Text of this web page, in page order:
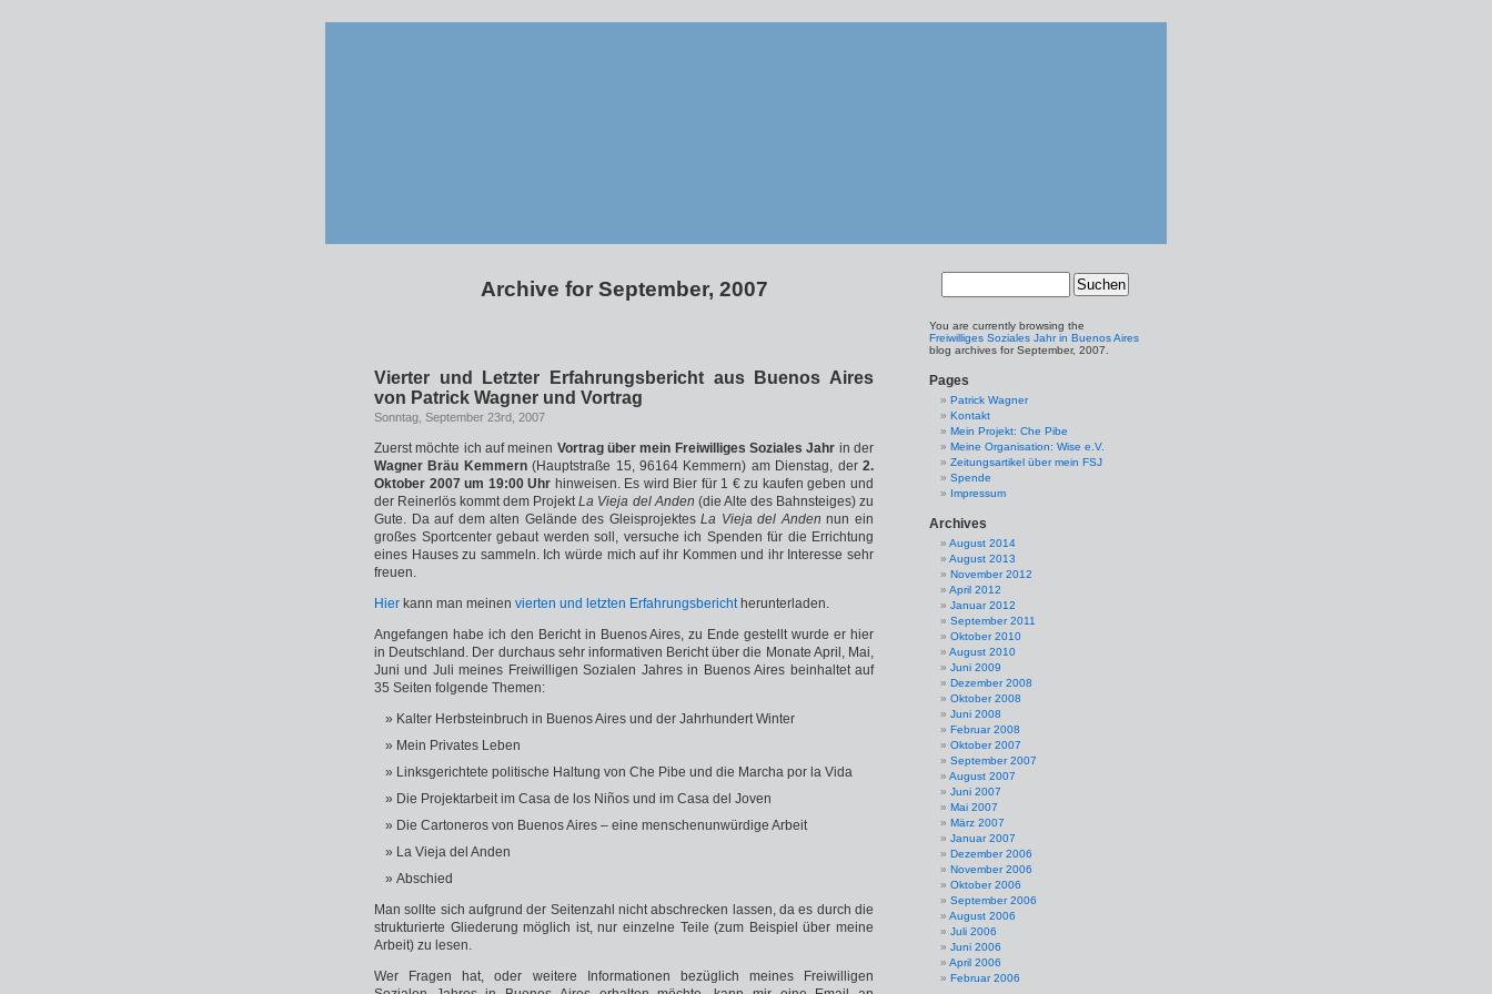
Archive for September, 2007
Vierter und Letzter Erfahrungsbericht aus Buenos Aires
von Patrick Wagner und Vortrag
Sonntag, September 23rd, 2007
Zuerst möchte ich auf meinen Vortrag über mein Freiwilliges Soziales Jahr in der
Wagner Bräu Kemmern(Hauptstraße 15, 96164 Kemmern) am Dienstag, der2.
Oktober 2007 um 19:00 Uhr hinweisen. Es wird Bier für 1 € zu kaufen geben und
der Reinerlös kommt dem ProjektLa Vieja del Anden (die Alte des Bahnsteiges) zu
Gute. Da auf dem alten Gelände des GleisprojektesLa Vieja del Anden nun ein
großes Sportcenter gebaut werden soll, versuche ich Spenden für die Errichtung
eines Hauses zu sammeln. Ich würde mich auf ihr Kommen und ihr Interesse sehr
freuen.
Hier kann man meinen vierten und letzten Erfahrungsberichtherunterladen.
Angefangen habe ich den Bericht in Buenos Aires, zu Ende gestellt wurde er hier
in Deutschland. Der durchaus sehr informativen Bericht über die Monate April, Mai,
Juni und Juli meines Freiwilligen Sozialen Jahres in Buenos Aires beinhaltet auf
35 Seiten folgende Themen:
Kalter Herbsteinbruch in Buenos Aires und der Jahrhundert Winter
Mein Privates Leben
Linksgerichtete politische Haltung von Che Pibe und die Marcha por la Vida
Die Projektarbeit im Casa de los Niños und im Casa del Joven
Die Cartoneros von Buenos Aires – eine menschenunwürdige Arbeit
La Vieja del Anden
Abschied
Man sollte sich aufgrund der Seitenzahl nicht abschrecken lassen, da es durch die
strukturierte Gliederung möglich ist, nur einzelne Teile (zum Beispiel über meine
Arbeit) zu lesen.
Wer Fragen hat, oder weitere Informationen bezüglich meines Freiwilligen
You are currently browsing the
Freiwilliges Soziales Jahr in Buenos Aires
blog archives for September, 2007.
Pages
Patrick Wagner
Kontakt
Mein Projekt: Che Pibe
Meine Organisation: Wise e.V.
Zeitungsartikel über mein FSJ
Spende
Impressum
Archives
August 2014
August 2013
November 2012
April 2012
Januar 2012
September 2011
Oktober 2010
August 2010
Juni 2009
Dezember 2008
Oktober 2008
Juni 2008
Februar 2008
Oktober 2007
September 2007
August 2007
Juni 2007
Mai 2007
März 2007
Januar 2007
Dezember 2006
November 2006
Oktober 2006
September 2006
August 2006
Juli 2006
Juni 2006
April 2006
Februar 2006